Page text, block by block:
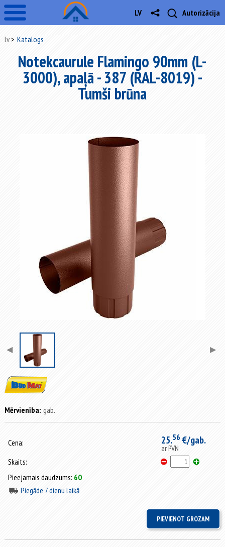
Autorizācija
LV
lv Katalogs
Notekcaurule Flamingo 90mm (L-
3000), apaļā - 387 (RAL-8019) -
Tumši brūna
◀ ▶
Mērvienība: gab.
Cena: 25.56 €/gab.
ar PVN
Skaits:
Pieejamais daudzums: 60
Piegāde 7 dienu laikā